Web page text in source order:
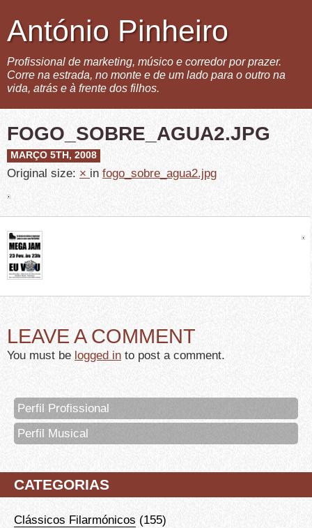
António Pinheiro
Profissional de marketing, músico e corredor por prazer.
Corre na estrada, no monte e de um lado para o outro na
vida, atrás e à frente dos filhos.
FOGO_SOBRE_AGUA2.JPG
MARÇO 5TH, 2008
Original size: × in fogo_sobre_agua2.jpg
LEAVE A COMMENT
You must be logged in to post a comment.
Perfil Profissional
Perfil Musical
CATEGORIAS
Clássicos Filarmónicos (155)